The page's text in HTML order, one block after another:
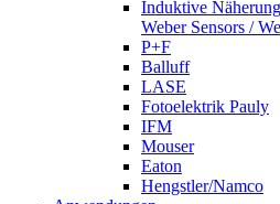
Induktive
Weber Sensors /
P+F
Balluff
LASE
Fotoelektrik Pauly
IFM
Mouser
Eaton
Hengstler/Namco